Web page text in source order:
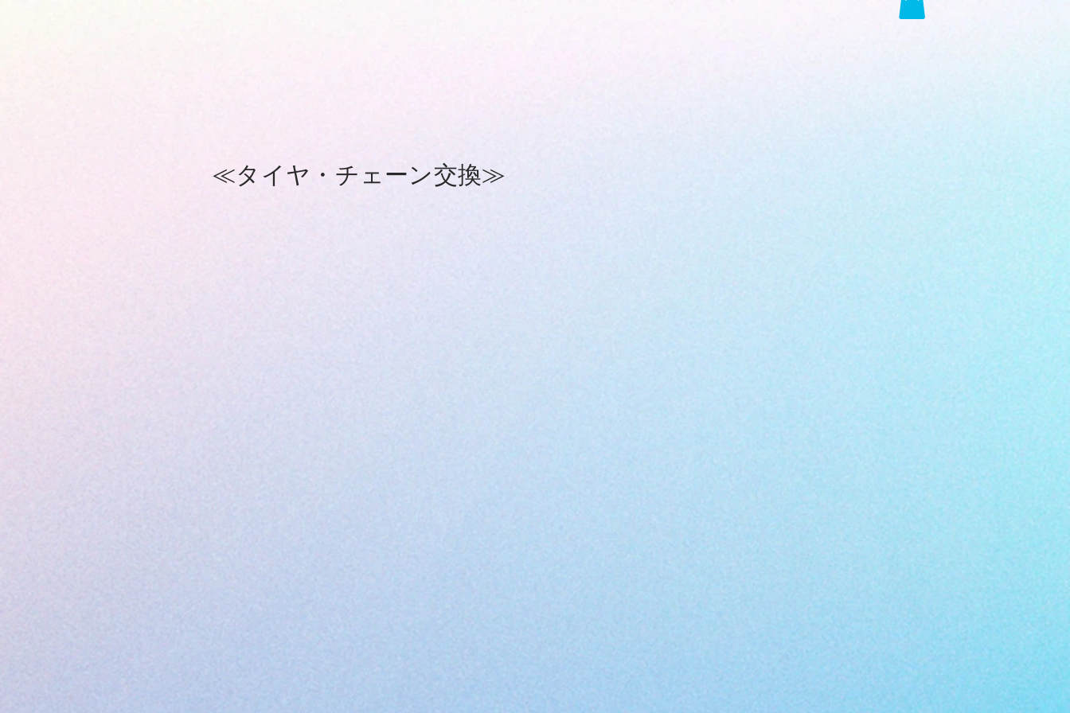
≪タイヤ・チェーン交換≫